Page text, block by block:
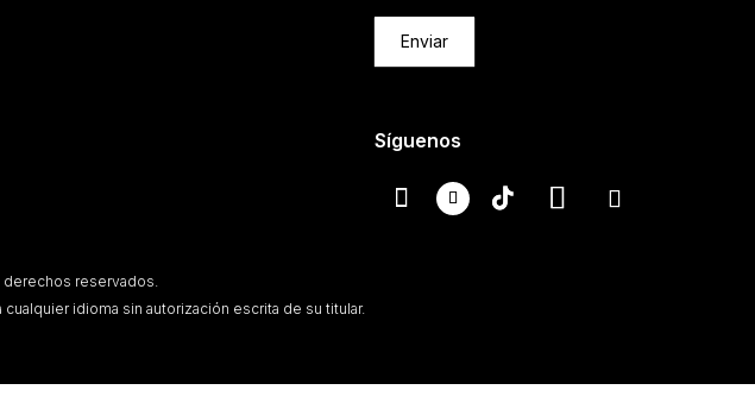
Enviar
Síguenos
derechos reservados.
idioma sin autorización escrita de su titular.